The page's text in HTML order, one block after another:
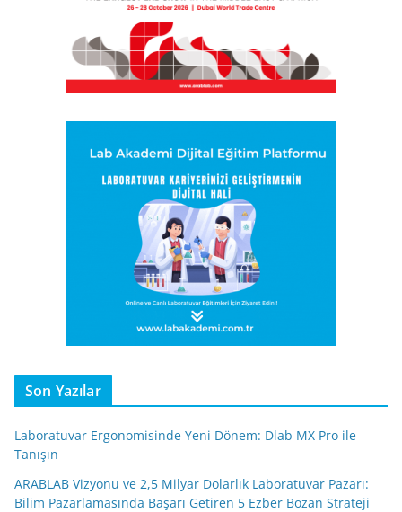
Son Yazılar
Laboratuvar Ergonomisinde Yeni Dönem: Dlab MX Pro ile
Tanışın
ARABLAB Vizyonu ve 2,5 Milyar Dolarlık Laboratuvar Pazarı:
Bilim Pazarlamasında Başarı Getiren 5 Ezber Bozan Strateji